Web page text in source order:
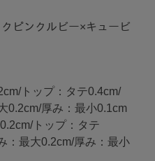
ピンクルビー×キュービ
トップ：タテ0.4cm/
0.2cm/厚み：最小0.1cm
トップ：タテ
：最大0.2cm/厚み：最小